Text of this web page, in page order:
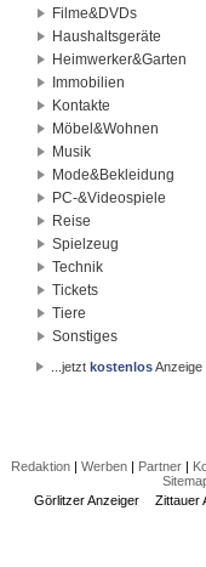
Filme&DVDs
Haushaltsgeräte
Heimwerker&Garten
Immobilien
Kontakte
Möbel&Wohnen
Musik
Mode&Bekleidung
PC-&Videospiele
Reise
Spielzeug
Technik
Tickets
Tiere
Sonstiges
...jetztkostenlosAnzeige
Redaktion| Werben| Partner|
Görlitzer Anzeiger
Zittauer